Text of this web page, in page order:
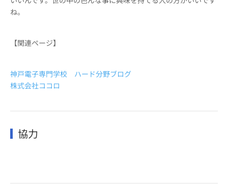
ね。
【関連ページ】
神戸電子専門学校 ハード分野ブログ
株式会社ココロ
協力